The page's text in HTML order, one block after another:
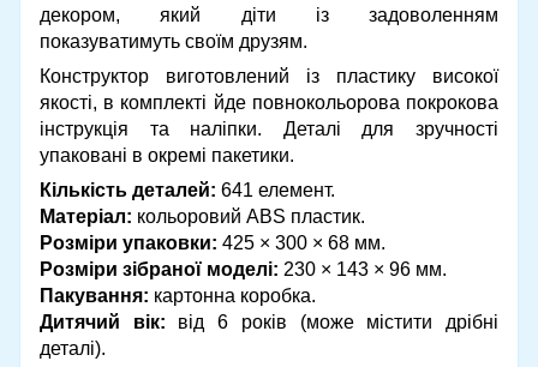
декором, який діти із задоволенням
показуватимуть своїм друзям.
Конструктор виготовлений із пластику високої
якості, в комплекті йде повнокольорова покрокова
інструкція та наліпки. Деталі для зручності
упаковані в окремі пакетики.
Кількість деталей: 641 елемент.
Матеріал: кольоровий ABS пластик.
Розміри упаковки: 425 × 300 × 68 мм.
Розміри зібраної моделі: 230 × 143 × 96 мм.
Пакування: картонна коробка.
Дитячий вік: від 6 років (може містити дрібні
деталі).